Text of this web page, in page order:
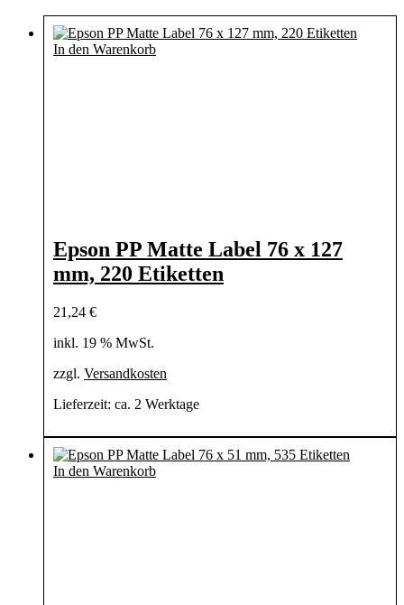
In den Warenkorb
Epson PP Matte Label 76 x 127
mm, 220 Etiketten
21,24 €
inkl. 19 % MwSt.
zzgl. Versandkosten
Lieferzeit: ca. 2 Werktage
In den Warenkorb